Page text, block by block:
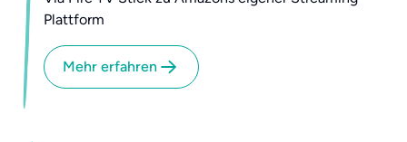
Plattform
Mehr erfahren